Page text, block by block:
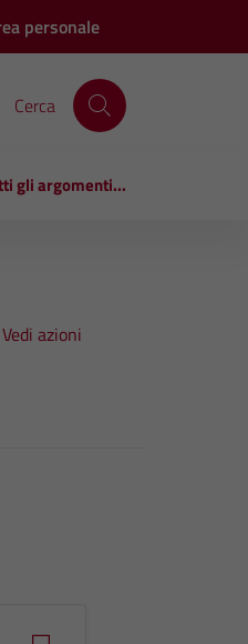
personale
Cerca
gli argomenti...
Vedi azioni